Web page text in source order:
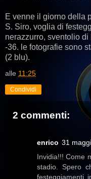
E venne il giorno della
S. Siro, voglia di
nerazzurro, sventolio
-36. le fotografie sono
(2 blu).
alle 11:25
Condividi
2 commenti:
enrico 31
Invidia!!! Come
stadio. Spero
festeggiamenti